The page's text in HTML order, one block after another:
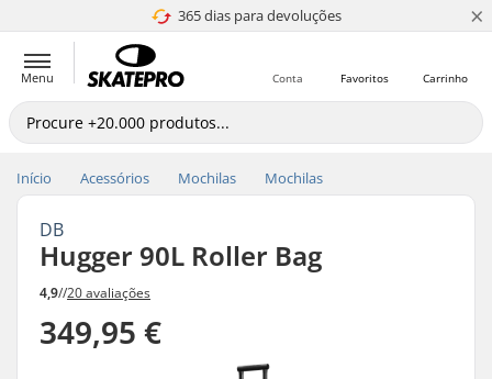
365 dias para devoluções
4.8 de 5 ×
Menu Carrinho
Favoritos
Conta
Início Acessórios Mochilas Mochilas
DB
Hugger 90L Roller Bag
4,9//20 avaliações
349,95 €